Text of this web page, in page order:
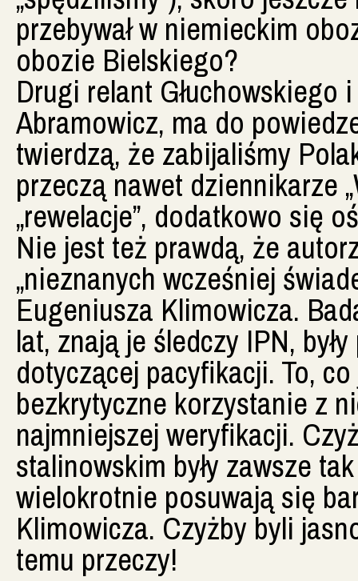
przebywał w niemieckim
obozie Bielskiego?
Drugi relant
Abramowicz, ma do
twierdzą, że zabijaliśmy
przeczą nawet dziennikarze
„rewelacje”, dodatkowo się
Nie jest też prawdą, że
„nieznanych wcześniej
Eugeniusza Klimowicza.
lat, znają je śledczy IPN,
dotyczącej pacyfikacji. To,
bezkrytyczne korzystanie z
najmniejszej weryfikacji.
stalinowskim były zawsze
wielokrotnie posuwają się
Klimowicza. Czyżby byli
temu przeczy!